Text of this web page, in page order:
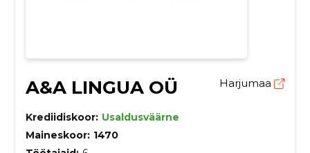
A&A LINGUA OÜ Harjumaa
Krediidiskoor: Usaldusväärne
Maineskoor: 1470